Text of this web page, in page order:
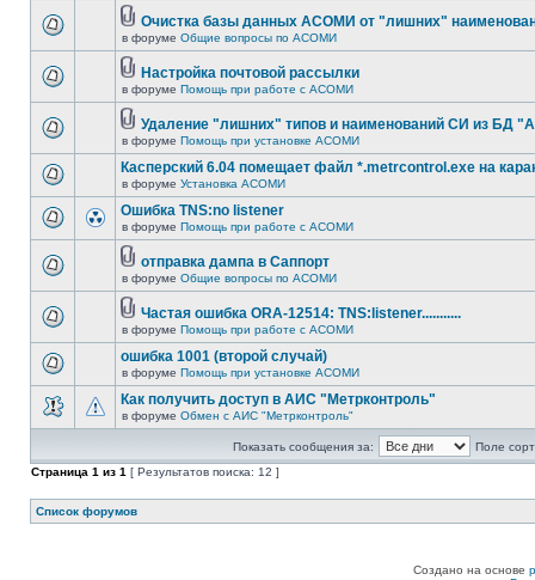
Очистка базы данных АСОМИ от "лишних"
в форуме Общие вопросы по АСОМИ
Настройка почтовой рассылки
в форуме Помощь при работе с АСОМИ
Удаление "лишних" типов и наименований СИ из БД
в форуме Помощь при установке АСОМИ
Касперский 6.04 помещает файл *.metrcontrol.exe на
в форуме Установка АСОМИ
Ошибка TNS:no listener
в форуме Помощь при работе с АСОМИ
отправка дампа в Саппорт
в форуме Общие вопросы по АСОМИ
Частая ошибка ORA-12514: TNS:listener...........
в форуме Помощь при работе с АСОМИ
ошибка 1001 (второй случай)
в форуме Помощь при установке АСОМИ
Как получить доступ в АИС "Метрконтроль"
в форуме Обмен с АИС "Метрконтроль"
Показать сообщения за:
Поле
Страница 1 из 1 [ Результатов поиска: 12 ]
Список форумов
Создано на основе